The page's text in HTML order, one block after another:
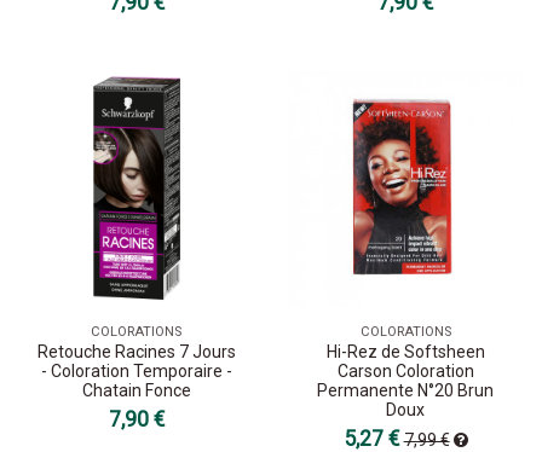
COLORATIONS
Retouche Racines 7 Jours
- Coloration Temporaire -
Chatain Fonce
7,90 €
COLORATIONS
Hi-Rez de Softsheen
Carson Coloration
Permanente N°20 Brun
Doux
5,27 €7,99 €